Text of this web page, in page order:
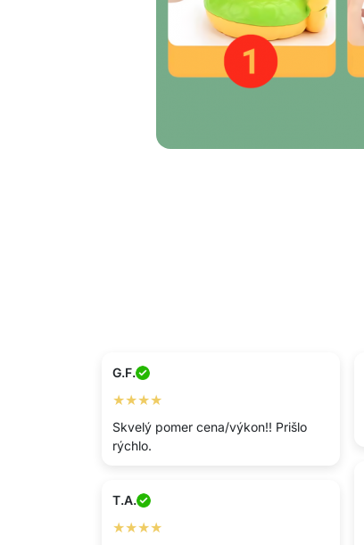
G.F.
★★★★
Skvelý pomer cena/výkon!! Prišlo
rýchlo.
T.A.
★★★★